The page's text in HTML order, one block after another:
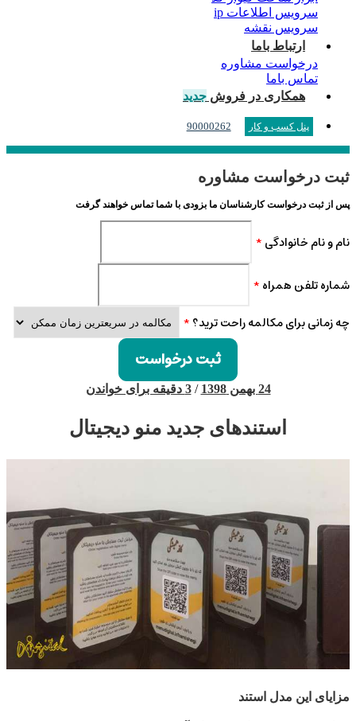
سرویس اطلاعات ip
سرویس نقشه
ارتباط باما
درخواست مشاوره
تماس باما
همکاری در فروش جدید
پنل کسب و کار 90000262
ثبت درخواست مشاوره
پس از ثبت درخواست کارشناسان ما بزودی با شما تماس خواهند گرفت
نام و نام خانوادگی *
شماره تلفن همراه *
چه زمانی برای مکالمه راحت ترید؟ *
ثبت درخواست
24 بهمن 1398 /3 دقیقه برای خواندن
استندهای جدید منو دیجیتال
مزایای این مدل استند